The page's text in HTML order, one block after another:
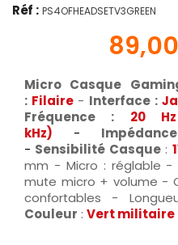
Réf : PS4OFHEADSETV3GREEN
Micro Casque
: Filaire - Interface :
Fréquence :
20
kHz)
-
- Sensibilité Casque:
mm - Micro : réglable -
mute micro + volume -
confortables -
Couleur : Vert militaire